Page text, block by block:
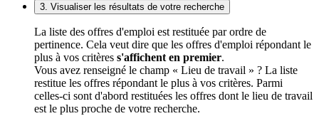
3. Visualiser les résultats de votre recherche
La liste des offres d'emploi est restituée par ordre de
pertinence. Cela veut dire que les offres d'emploi répondant le
plus à vos critères s'affichent en premier.
Vous avez renseigné le champ « Lieu de travail » ? La liste
restitue les offres répondant le plus à vos critères. Parmi
celles-ci sont d'abord restituées les offres dont le lieu de travail
est le plus proche de votre recherche.